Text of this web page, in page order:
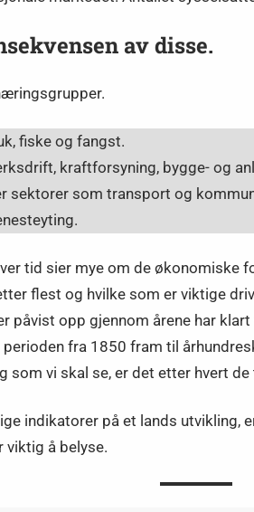
av disse.
fiske og fangst.
kraftforsyning, bygge- og
som transport og
tid sier mye om de økonomiske
flest og hvilke som er viktige
påvist opp gjennom årene har
fra 1850 fram til
som vi skal se, er det etter hvert
indikatorer på et lands utvikling,
viktig å belyse.